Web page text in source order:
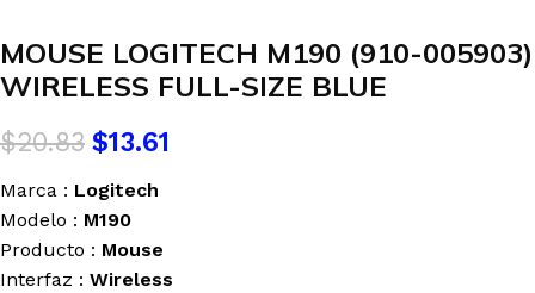
MOUSE LOGITECH M190 (910-005903)
WIRELESS FULL-SIZE BLUE
$20.83 $13.61
Marca : Logitech
Modelo : M190
Producto : Mouse
Interfaz : Wireless